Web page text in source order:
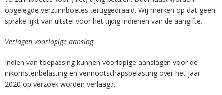
opgelegde verzuimboetes teruggedraaid. Wij merken op dat geen
sprake lijkt van uitstel voor het tijdig indienen van de aangifte.
Verlagen voorlopige aanslag
Indien van toepassing kunnen voorlopige aanslagen voor de
inkomstenbelasting en vennootschapsbelasting over het jaar
2020 op verzoek worden verlaagd.